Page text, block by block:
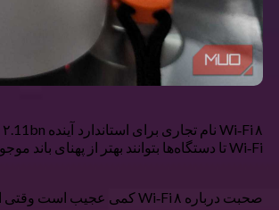
Wi‑Fi تا دستگاه‌ها بتوانند بهتر از پهنای باند موجود استفاده کنند، در مناطق شلوغ متصل بمانند و به طور کلی پایداری را افزایش دهند.